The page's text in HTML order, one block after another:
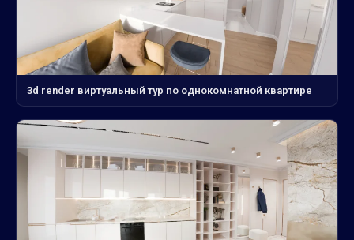
3d render виртуальный тур по однокомнатной квартире